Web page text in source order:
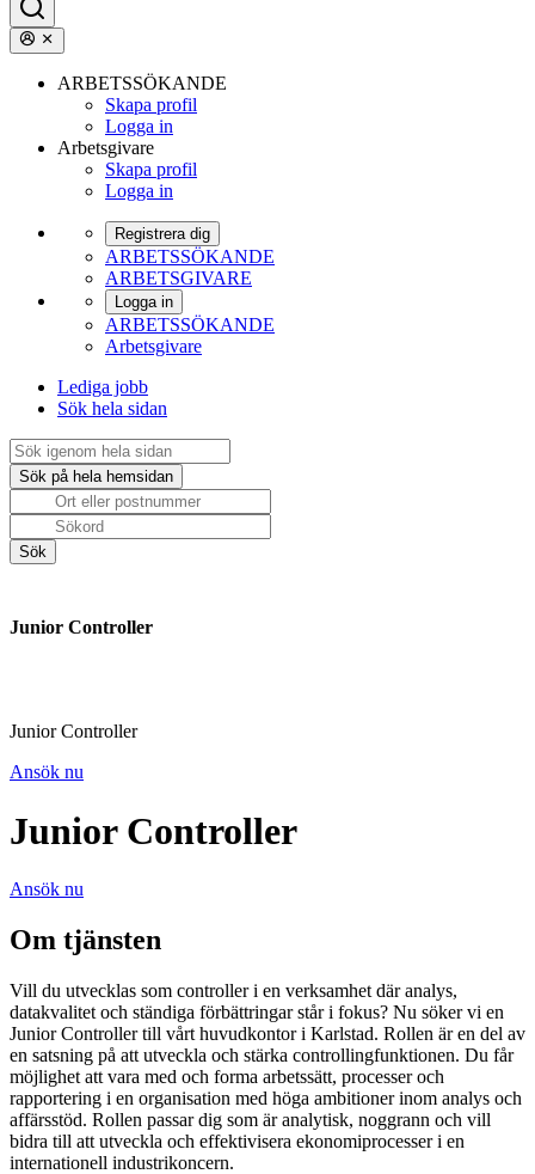
ARBETSSÖKANDE
Skapa profil
Logga in
Arbetsgivare
Skapa profil
Logga in
Registrera dig
ARBETSSÖKANDE
ARBETSGIVARE
Logga in
ARBETSSÖKANDE
Arbetsgivare
Lediga jobb
Sök hela sidan
Junior Controller
Junior Controller
Ansök nu
Junior Controller
Ansök nu
Om tjänsten
Vill du utvecklas som controller i en verksamhet där analys,
datakvalitet och ständiga förbättringar står i fokus? Nu söker vi en
Junior Controller till vårt huvudkontor i Karlstad. Rollen är en del av
en satsning på att utveckla och stärka controllingfunktionen. Du får
möjlighet att vara med och forma arbetssätt, processer och
rapportering i en organisation med höga ambitioner inom analys och
affärsstöd. Rollen passar dig som är analytisk, noggrann och vill
bidra till att utveckla och effektivisera ekonomiprocesser i en
internationell industrikoncern.